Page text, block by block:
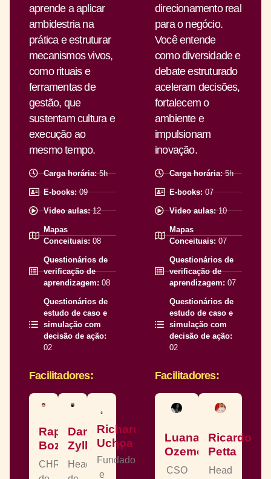
aprende a aplicar
ambidestria na
prática e estruturar
mecanismos vivos,
como rituais e
ferramentas de
gestão, que
sustentam cultura e
execução ao
mesmo tempo.
Carga horária:5h
E-books:09
Video aulas:12
Mapas
Conceituais: 08
Questionários de
verificação de
aprendizagem: 08
Questionários de
estudo de caso e
simulação com
decisão de ação:
02
Facilitadores:
Raphael
Bozza
CHRO
Daniela
Zylberkan
Head
Richard
Uchoa
Fundador
e
direcionamento real
para o negócio.
Você entende
como diversidade e
debate estruturado
aceleram decisões,
fortalecem o
ambiente e
impulsionam
inovação.
Carga horária:5h
E-books:07
Video aulas:10
Mapas
Conceituais: 07
Questionários de
verificação de
aprendizagem: 07
Questionários de
estudo de caso e
simulação com
decisão de ação:
02
Facilitadores:
Luana
Ozemella
CSO
Ricardo
Petta
Head